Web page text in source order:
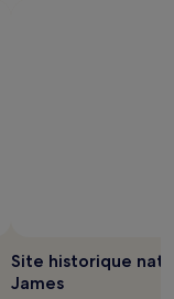
libre
de
Site historique
James